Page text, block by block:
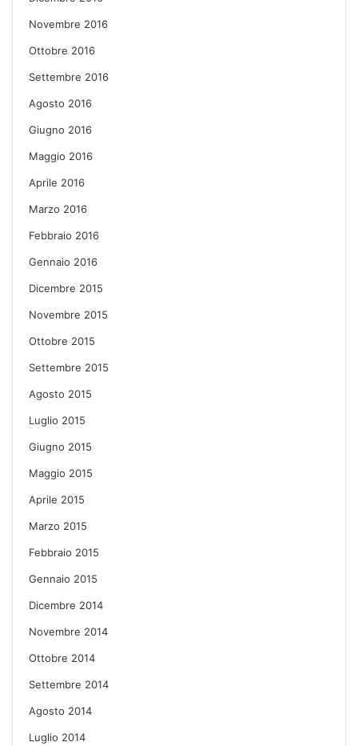
Novembre 2016
Ottobre 2016
Settembre 2016
Agosto 2016
Giugno 2016
Maggio 2016
Aprile 2016
Marzo 2016
Febbraio 2016
Gennaio 2016
Dicembre 2015
Novembre 2015
Ottobre 2015
Settembre 2015
Agosto 2015
Luglio 2015
Giugno 2015
Maggio 2015
Aprile 2015
Marzo 2015
Febbraio 2015
Gennaio 2015
Dicembre 2014
Novembre 2014
Ottobre 2014
Settembre 2014
Agosto 2014
Luglio 2014